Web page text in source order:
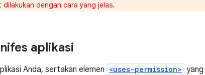
dengan cara yang jelas.
aplikasi
Anda, sertakan elemen <uses-permission> yang